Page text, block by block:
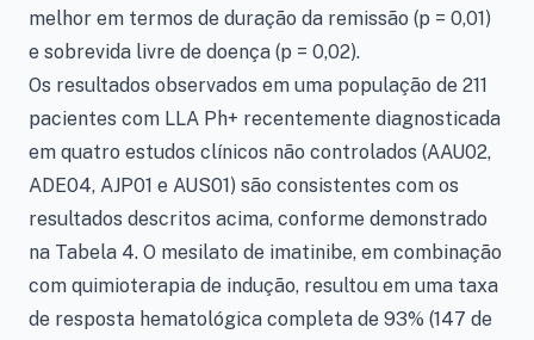
melhor em termos de duração da remissão (p = 0,01)
e sobrevida livre de doença (p = 0,02).
Os resultados observados em uma população de 211
pacientes com LLA Ph+ recentemente diagnosticada
em quatro estudos clínicos não controlados (AAU02,
ADE04, AJP01 e AUS01) são consistentes com os
resultados descritos acima, conforme demonstrado
na Tabela 4. O mesilato de imatinibe, em combinação
com quimioterapia de indução, resultou em uma taxa
de resposta hematológica completa de 93% (147 de